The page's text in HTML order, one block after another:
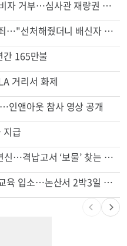
서류 하나만 빠져도 영주권·비자 거부…심사관 재량권 대폭 확대
한인 남성, 처형 상대로 성범죄…"선처해줬더니 배신자 취급"
간 165만불
거리서 화제
인앤아웃 참사 영상 공개
지급
74m짜리 보잉777, 화물기 변신…격납고서 ‘보물’ 찾는 인천공항
천하람, 현역 의원 최초 신병교육 입소…논산서 2박3일 생활